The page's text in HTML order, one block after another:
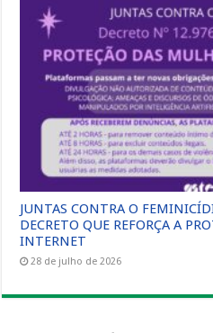
JUNTAS CONTRA O
DECRETO QUE REFORÇA A
INTERNET
28 de julho de 2026